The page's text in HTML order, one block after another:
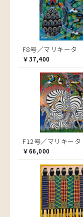
F8号／マリキータ
￥37,400
F12号／マリキータ
￥66,000